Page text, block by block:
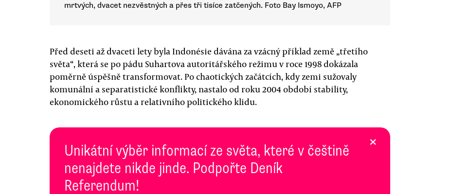
mrtvých, dvacet nezvěstných a přes tři tisíce zatčených. Foto Bay Ismoyo, AFP
Před deseti až dvaceti lety byla Indonésie dávána za vzácný příklad země „třetího
světa“, která se po pádu Suhartova autoritářského režimu v roce 1998 dokázala
poměrně úspěšně transformovat. Po chaotických začátcích, kdy zemi sužovaly
komunální a separatistické konflikty, nastalo od roku 2004 období stability,
ekonomického růstu a relativního politického klidu.
Unikátní výběr informací ze světa, které v češtině
nenajdete nikde jinde. Podpořte Deník
Referendum!
×